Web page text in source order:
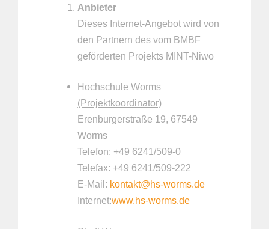
Anbieter
Dieses Internet-Angebot wird von
den Partnern des vom BMBF
geförderten Projekts MINT-Niwo
Hochschule Worms
(Projektkoordinator)
Erenburgerstraße 19, 67549
Worms
Telefon: +49 6241/509-0
Telefax: +49 6241/509-222
E-Mail: kontakt@hs-worms.de
Internet:www.hs-worms.de